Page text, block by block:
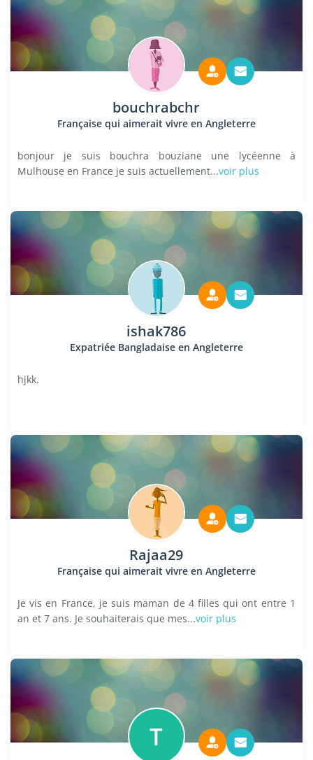
bouchrabchr
Française qui aimerait vivre en Angleterre
bonjour je suis bouchra bouziane une lycéenne à
Mulhouse en France je suis actuellement...voir plus
ishak786
Expatriée Bangladaise en Angleterre
hjkk.
Rajaa29
Française qui aimerait vivre en Angleterre
Je vis en France, je suis maman de 4 filles qui ont entre 1
an et 7 ans. Je souhaiterais que mes...voir plus
T